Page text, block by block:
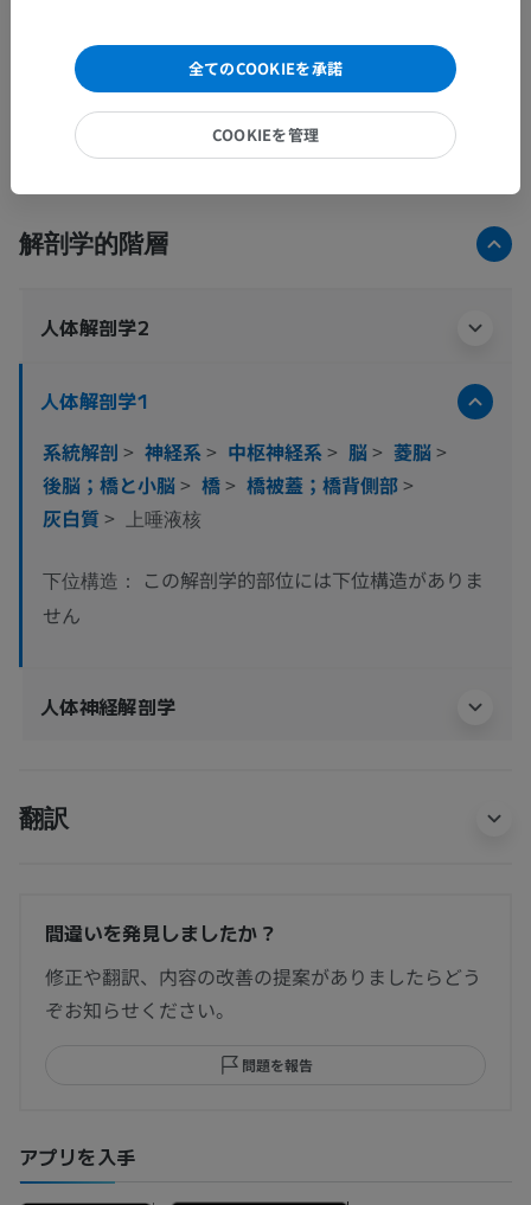
解剖学的階層
人体解剖学2
人体解剖学1
系統解剖 > 神経系> 中枢神経系> 脳> 菱脳>
後脳；橋と小脳> 橋> 橋被蓋；橋背側部>
灰白質> 上唾液核
下位構造：
この解剖学的部位には下位構造がありま
せん
人体神経解剖学
翻訳
間違いを発見しましたか？
修正や翻訳、内容の改善の提案がありましたらどう
ぞお知らせください。
問題を報告
アプリを入手
全てのCOOKIEを承諾
COOKIEを管理